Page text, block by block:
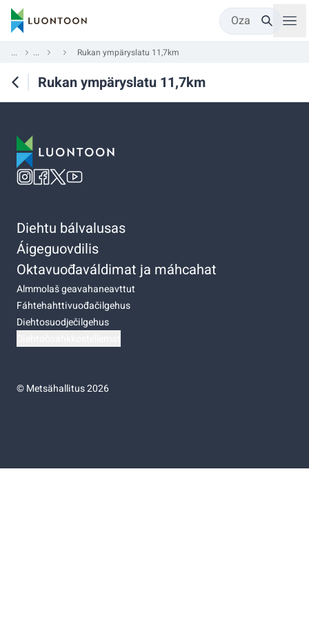
Oza
... ... Rukan ympäryslatu 11,7km
Rukan ympäryslatu 11,7km
Diehtu bálvalusas
Áigeguovdilis
Oktavuođaváldimat ja máhcahat
Almmolaš geavahaneavttut
Fáhtehahttivuođačilgehus
Diehtosuodječilgehus
©Metsähallitus 2026